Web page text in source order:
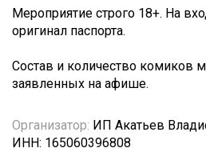
Мероприятие строго 18+. На
оригинал паспорта.
Состав и количество комиков
заявленных на афише.
Организатор: ИП Акатьев
ИНН: 165060396808